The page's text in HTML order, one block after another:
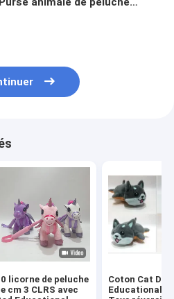
licorne de peluche
cm 3 CLRS avec
Coton Cat Dog
Educational